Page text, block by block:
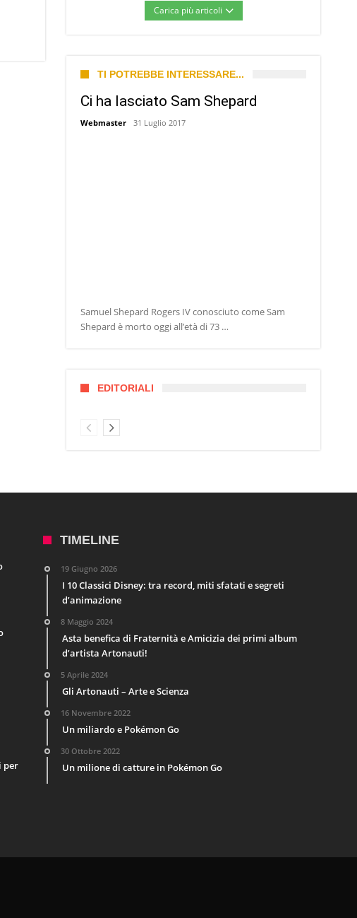
Carica più articoli
TI POTREBBE INTERESSARE...
Ci ha lasciato Sam Shepard
Webmaster 31 Luglio 2017
Samuel Shepard Rogers IV conosciuto come Sam
Shepard è morto oggi all’età di 73 …
EDITORIALI
per
TIMELINE
19 Giugno 2026
I 10 Classici Disney: tra record, miti sfatati e segreti
d’animazione
8 Maggio 2024
Asta benefica di Fraternità e Amicizia dei primi album
d’artista Artonauti!
5 Aprile 2024
Gli Artonauti – Arte e Scienza
16 Novembre 2022
Un miliardo e Pokémon Go
30 Ottobre 2022
Un milione di catture in Pokémon Go